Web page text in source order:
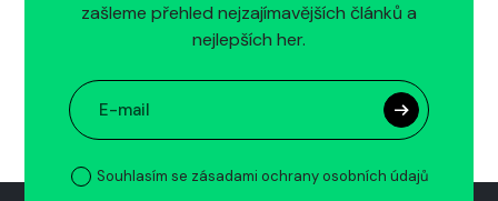
zašleme přehled nejzajímavějších článků a
nejlepších her.
Souhlasím se zásadami ochrany osobních údajů